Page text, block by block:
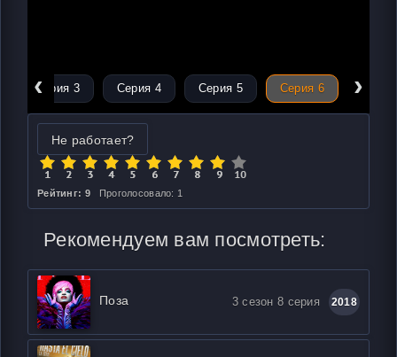
‹
Серия 3 Серия 4 Серия 5 Серия 6 ›
Не работает?
Рейтинг: 9 Проголосовало: 1
Рекомендуем вам посмотреть:
Поза 3 сезон 8 серия 2018